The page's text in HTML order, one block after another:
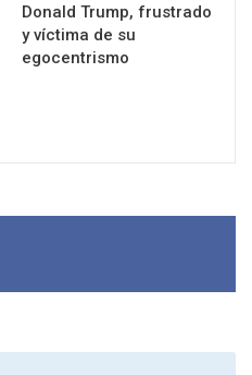
Donald Trump, frustrado
y víctima de su
egocentrismo